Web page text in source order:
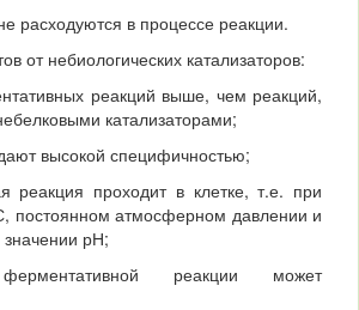
расходуются в процессе реакции.
от небиологических катализаторов:
реакций выше, чем реакций,
катализаторами;
высокой специфичностью;
реакция проходит в клетке, т.е. при
постоянном атмосферном давлении и
рН;
реакции может